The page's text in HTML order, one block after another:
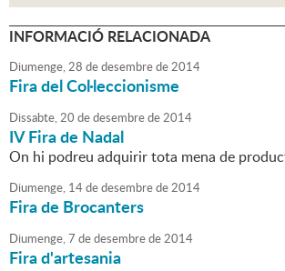
INFORMACIÓ RELACIONADA
Diumenge,28 dedesembrede2014
Fira del Col·leccionisme
Dissabte,20 dedesembrede2014
IV Fira de Nadal
On hi podreu adquirir tota mena de
Diumenge, 14dedesembrede2014
Fira de Brocanters
Diumenge,7 dedesembrede2014
Fira d'artesania